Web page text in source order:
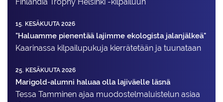
15. KESÄKUUTA 2026
"Haluamme pienentää lajimme ekologista jalanjälkeä"
Kaarinassa kilpailupukuja kierrätetään ja tuunataan
25. KESÄKUUTA 2026
Marigold-alumni haluaa olla lajiväelle läsnä
Tessa Tamminen ajaa muodostelma­luistelun asiaa